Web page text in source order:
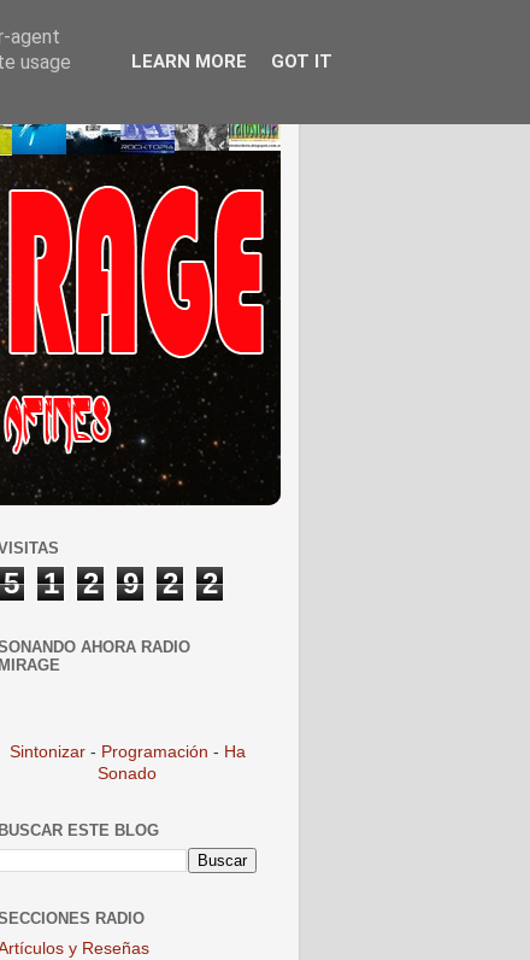
5 1 2 9 2 2
AHORA RADIO
MIRAGE
Sintonizar - Programación - Ha
Sonado
BUSCAR ESTE BLOG
RADIO
y Reseñas
agent
usage
LEARN MORE GOT IT